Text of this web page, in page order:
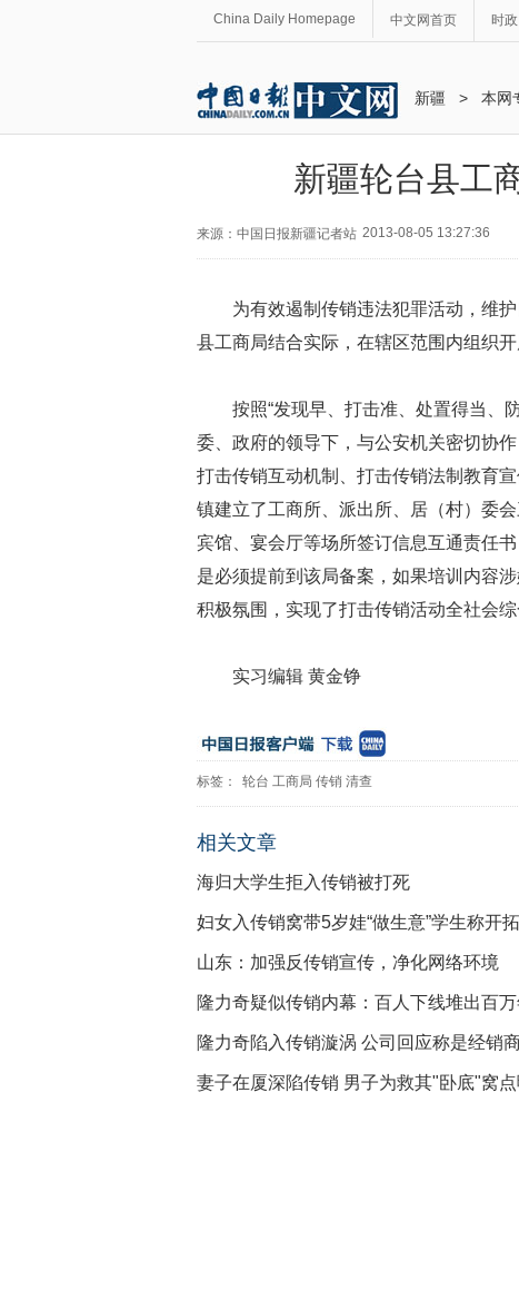
China Daily Homepage 中文网首页 时政
新疆 > 本网
新疆轮台县工
来源：中国日报新疆记者站 2013-08-05 13:27:36
为有效遏制传销违法犯罪活动，维
县工商局结合实际，在辖区范围内组织
按照“发现早、打击准、处置得当、
委、政府的领导下，与公安机关密切协
打击传销互动机制、打击传销法制教育
镇建立了工商所、派出所、居（村）委
宾馆、宴会厅等场所签订信息互通责任
是必须提前到该局备案，如果培训内容
积极氛围，实现了打击传销活动全社会综
实习编辑 黄金铮
标签： 轮台 工商局 传销 清查
相关文章
海归大学生拒入传销被打死
妇女入传销窝带5岁娃“做生意”学生称开
山东：加强反传销宣传，净化网络环境
隆力奇疑似传销内幕：百人下线堆出百
隆力奇陷入传销漩涡 公司回应称是经销
妻子在厦深陷传销 男子为救其"卧底"窝